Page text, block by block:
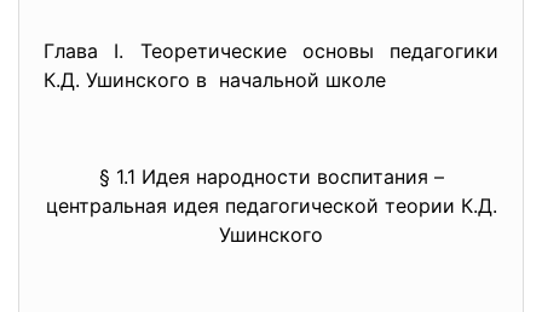
Глава I. Теоретические основы педагогики
К.Д. Ушинского в начальной школе
§ 1.1 Идея народности воспитания –
центральная идея педагогической теории К.Д.
Ушинского